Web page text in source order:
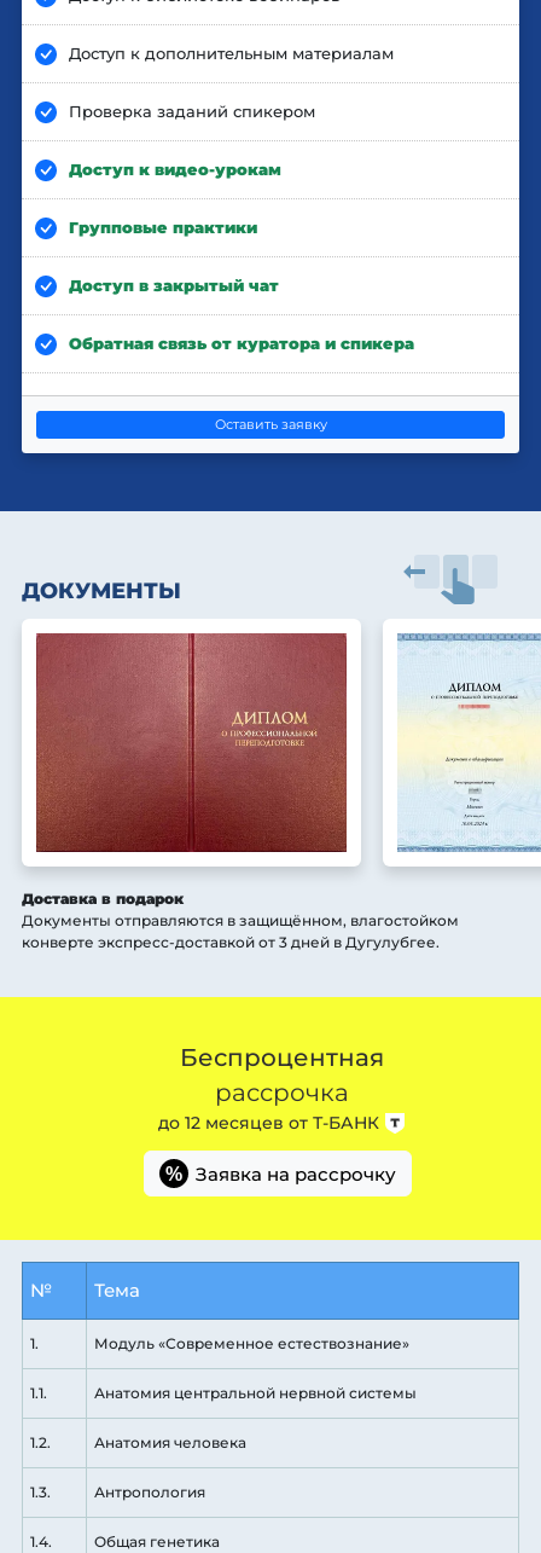
Доступ к дополнительным материалам
Проверка заданий спикером
Доступ к видео-урокам
Групповые практики
Доступ в закрытый чат
Обратная связь от куратора и спикера
Оставить заявку
ДОКУМЕНТЫ
Доставка в подарок
Документы отправляются в защищённом, влагостойком
конверте экспресс-доставкой от 3 дней в Дугулубгее.
Беспроцентная
рассрочка
до 12 месяцев от Т-БАНК
% Заявка на рассрочку
№ Тема
1. Модуль «Современное естествознание»
1.1. Анатомия центральной нервной системы
1.2. Анатомия человека
1.3. Антропология
1.4. Общая генетика